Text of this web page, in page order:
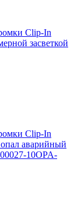
Clip-In
засветкой
Clip-In
аварийный
10OPA-